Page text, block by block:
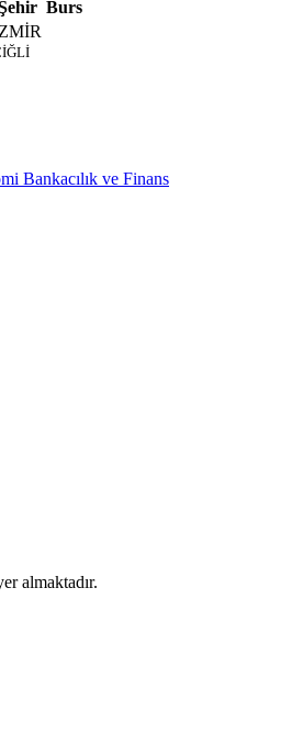
Burs
Bankacılık ve Finans
almaktadır.